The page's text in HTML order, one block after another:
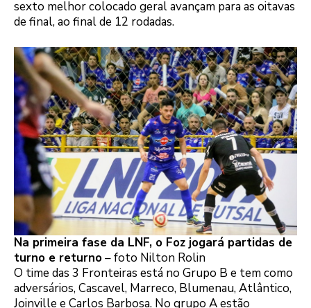
sexto melhor colocado geral avançam para as oitavas
de final, ao final de 12 rodadas.
Na primeira fase da LNF, o Foz jogará partidas de
turno e returno– foto Nilton Rolin
O time das 3 Fronteiras está no Grupo B e tem como
adversários, Cascavel, Marreco, Blumenau, Atlântico,
Joinville e Carlos Barbosa. No grupo A estão